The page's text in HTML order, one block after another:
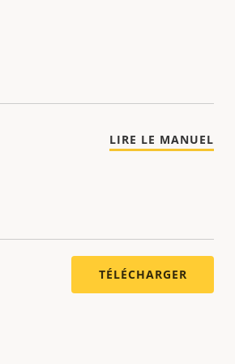
LIRE LE MANUEL
TÉLÉCHARGER